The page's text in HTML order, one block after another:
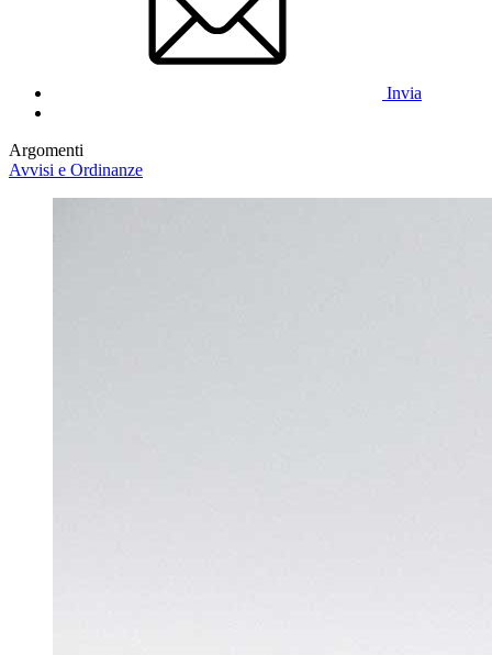
Invia
Argomenti
Avvisi e Ordinanze